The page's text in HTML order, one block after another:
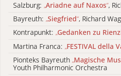
Salzburg: „Ariadne auf Naxos“,
Bayreuth: „Siegfried“, Richard
Kontrapunkt: „Gedanken zu
Martina Franca: „FESTIVAL della
Pionteks Bayreuth „Magische
Youth Philharmonic Orchestra